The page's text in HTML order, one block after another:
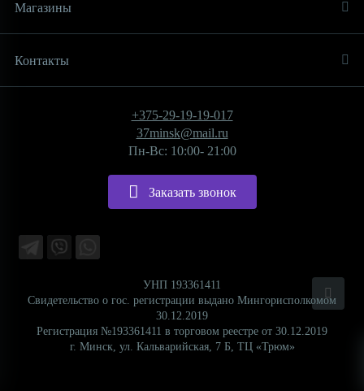
Магазины
Контакты
+375-29-19-19-017
37minsk@mail.ru
Пн-Вс: 10:00- 21:00
Заказать звонок
УНП 193361411
Свидетельство о гос. регистрации выдано Мингорисполкомом
30.12.2019
Регистрация №193361411 в торговом реестре от 30.12.2019
г. Минск, ул. Кальварийская, 7 Б, ТЦ «Трюм»